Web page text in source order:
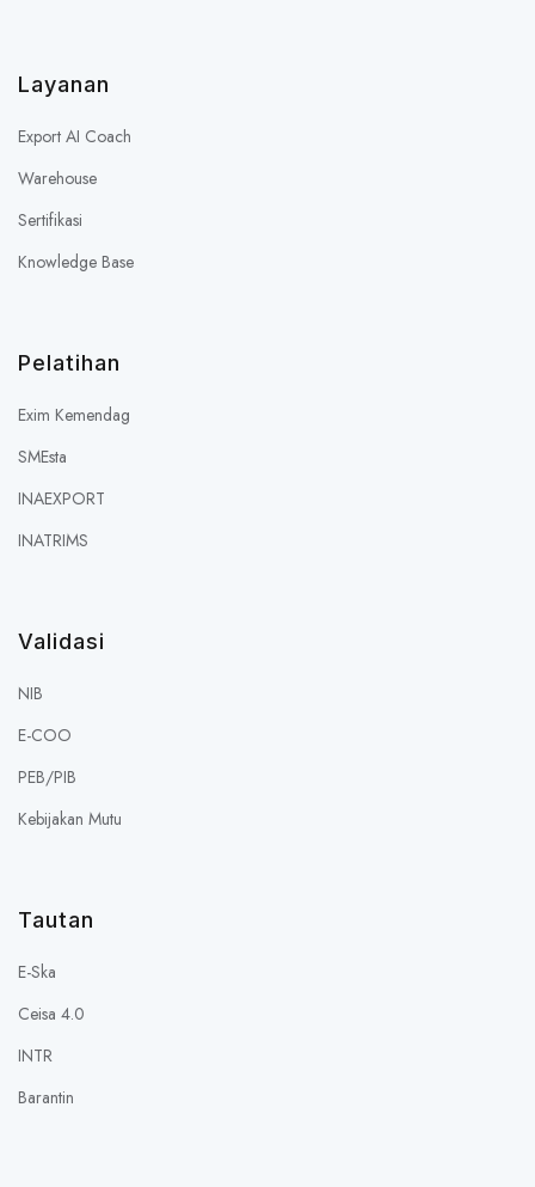
Layanan
Export AI Coach
Warehouse
Sertifikasi
Knowledge Base
Pelatihan
Exim Kemendag
SMEsta
INAEXPORT
INATRIMS
Validasi
NIB
E-COO
PEB/PIB
Kebijakan Mutu
Tautan
E-Ska
Ceisa 4.0
INTR
Barantin